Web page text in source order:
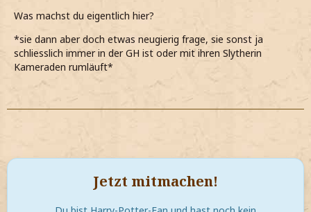
Was machst du eigentlich hier?
*sie dann aber doch etwas neugierig frage, sie sonst ja
schliesslich immer in der GH ist oder mit ihren Slytherin
Kameraden rumläuft*
Jetzt mitmachen!